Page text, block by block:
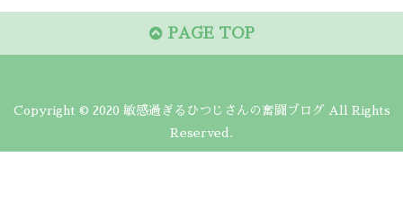
PAGE TOP
Copyright © 2020 敏感過ぎるひつじさんの奮闘ブログ All Rights
Reserved.